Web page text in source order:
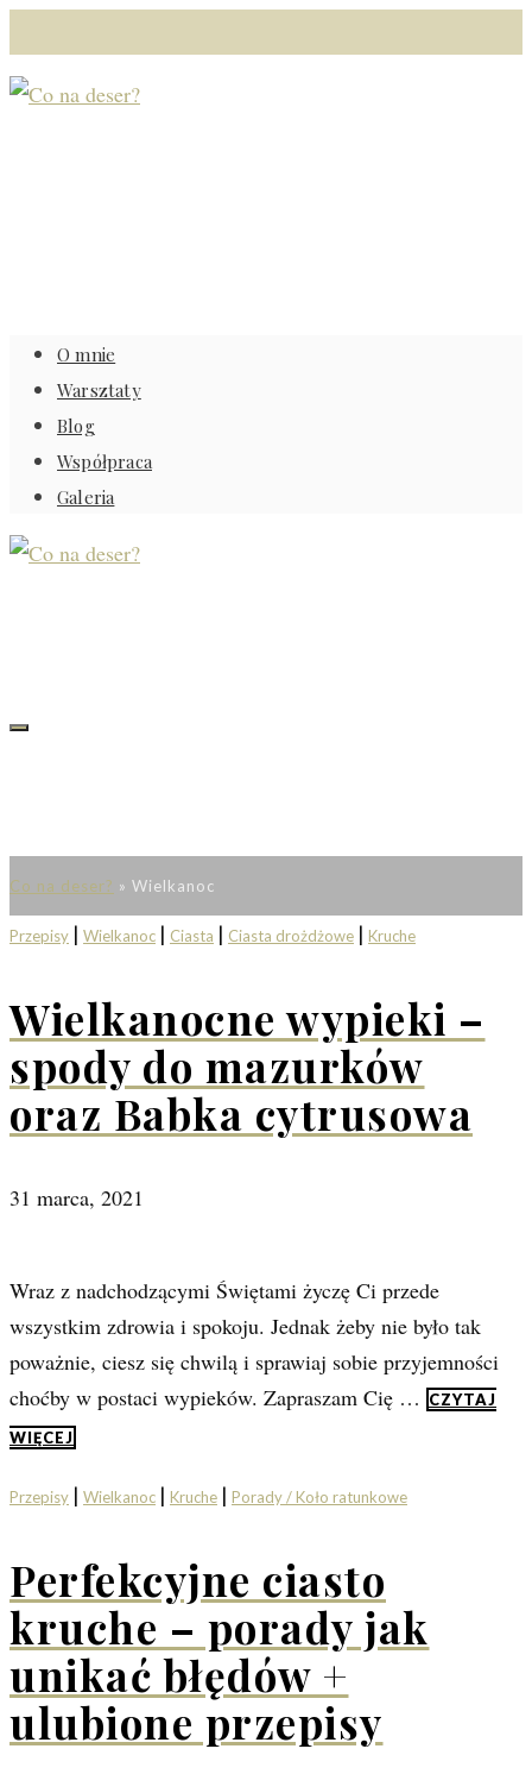
O mnie
Warsztaty
Blog
Współpraca
Galeria
Co na deser? » Wielkanoc
Przepisy | Wielkanoc | Ciasta | Ciasta drożdżowe | Kruche
Wielkanocne wypieki –
spody do mazurków
oraz Babka cytrusowa
31 marca, 2021
Wraz z nadchodzącymi Świętami życzę Ci przede
wszystkim zdrowia i spokoju. Jednak żeby nie było tak
poważnie, ciesz się chwilą i sprawiaj sobie przyjemności
choćby w postaci wypieków. Zapraszam Cię …
CZYTAJ
WIĘCEJ
Przepisy | Wielkanoc | Kruche | Porady / Koło ratunkowe
Perfekcyjne ciasto
kruche – porady jak
unikać błędów +
ulubione przepisy